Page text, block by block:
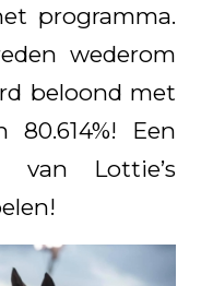
programma.
wederom
beloond met
Een
van Lottie’s